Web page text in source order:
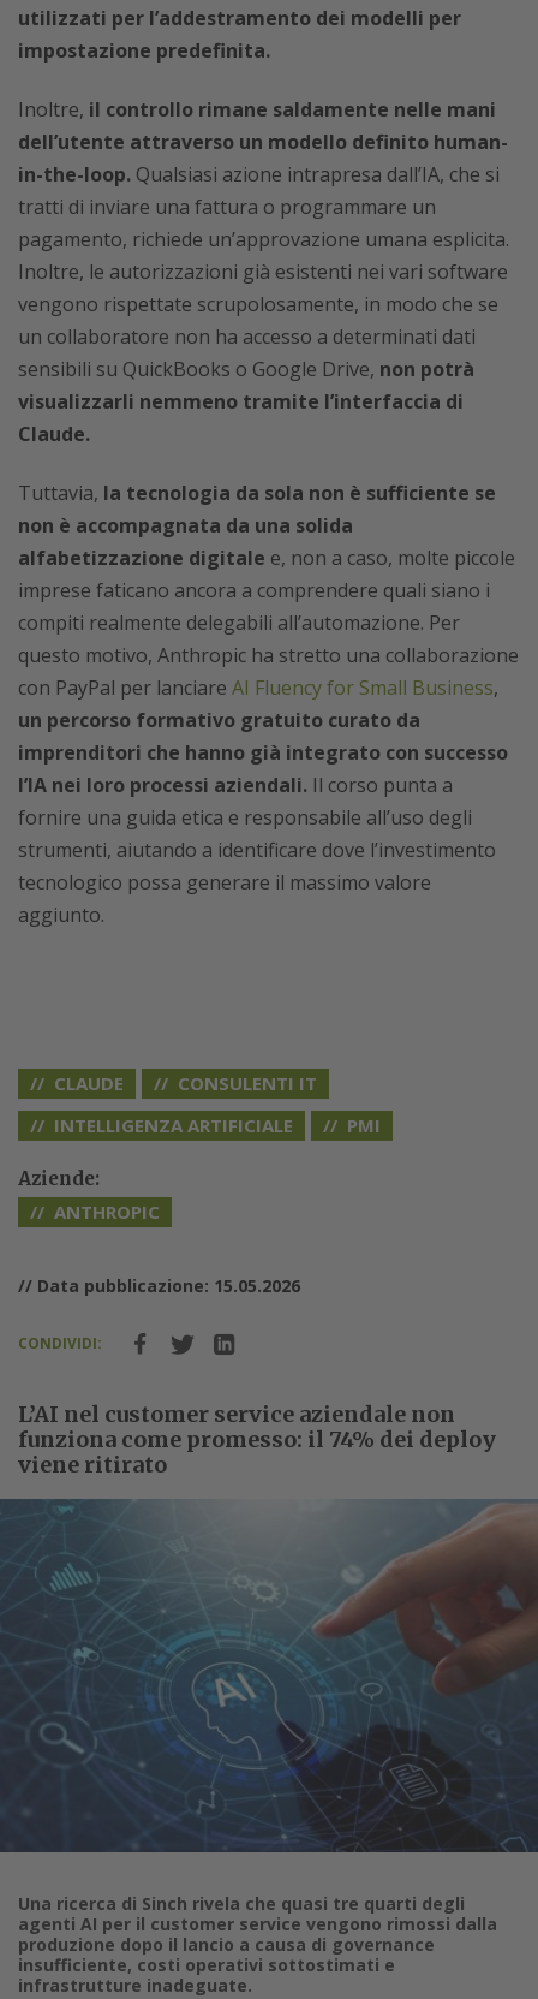
utilizzati per l’addestramento dei modelli per
impostazione predefinita.
Inoltre, il controllo rimane saldamente nelle mani
dell’utente attraverso un modello definito human-
in-the-loop. Qualsiasi azione intrapresa dall’IA, che si
tratti di inviare una fattura o programmare un
pagamento, richiede un’approvazione umana esplicita.
Inoltre, le autorizzazioni già esistenti nei vari software
vengono rispettate scrupolosamente, in modo che se
un collaboratore non ha accesso a determinati dati
sensibili su QuickBooks o Google Drive, non potrà
visualizzarli nemmeno tramite l’interfaccia di
Claude.
Tuttavia, la tecnologia da sola non è sufficiente se
non è accompagnata da una solida
alfabetizzazione digitale e, non a caso, molte piccole
imprese faticano ancora a comprendere quali siano i
compiti realmente delegabili all’automazione. Per
questo motivo, Anthropic ha stretto una collaborazione
con PayPal per lanciare AI Fluency for Small Business,
un percorso formativo gratuito curato da
imprenditori che hanno già integrato con successo
l’IA nei loro processi aziendali. Il corso punta a
fornire una guida etica e responsabile all’uso degli
strumenti, aiutando a identificare dove l’investimento
tecnologico possa generare il massimo valore
aggiunto.
CLAUDE
CONSULENTI IT
INTELLIGENZA ARTIFICIALE
PMI
Aziende:
ANTHROPIC
// Data pubblicazione: 15.05.2026
CONDIVIDI:
L’AI nel customer service aziendale non
funziona come promesso: il 74% dei deploy
viene ritirato
Una ricerca di Sinch rivela che quasi tre quarti degli
agenti AI per il customer service vengono rimossi dalla
produzione dopo il lancio a causa di governance
insufficiente, costi operativi sottostimati e
infrastrutture inadeguate.